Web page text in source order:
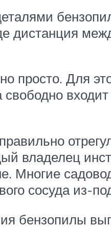
дистанция
просто. Для
владелец
Многие
сосуда из-
бензопилы